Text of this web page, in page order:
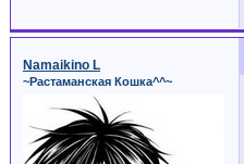
Namaikino L
~Растаманская Кошка^^~